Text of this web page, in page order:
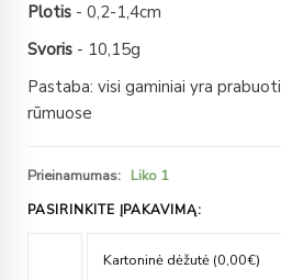
Plotis - 0,2-1,4cm
Svoris - 10,15g
Pastaba: visi gaminiai yra
rūmuose
Prieinamumas: Liko 1
PASIRINKITE ĮPAKAVIMĄ: